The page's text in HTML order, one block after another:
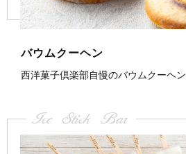
バウムクーヘン
西洋菓子倶楽部自慢のバウムクーヘン
Ice Stick Bar